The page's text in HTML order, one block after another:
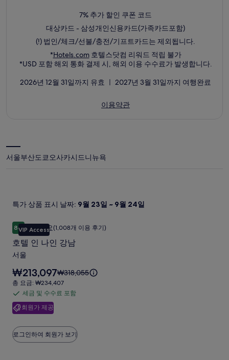
7% 추가 할인 쿠폰 코드
대상카드 - 삼성개인신용카드(가족카드포함)
(!) 법인/체크/선불/충전/기프트카드는 제외됩니다.
*Hotels.com새
창
서
호텔스닷컴 리워드 적립 불가
*USD 포함 해외 통화 결제 시, 해외 이용 수수료가 발생합니다.
2026년 12월 31일까지 유효 ㅣ 2027년 3월 31일까지 여행완료
이용약관새
서울부산도쿄 오사카시드니뉴욕
특가 상품 표시 날짜: 9월 23일 ~ 9월 24일
호
텔
인
나
인
강
남
사
진
갤
VIP Access
8.610점 만점 중 8.6점, 훌륭해요, (1,008개 이용 후기)
훌륭해요(1,008개 이용 후기)
호텔 인 나인 강남
서울
회원가 제공
요
금
은
₩213,097
입
니
다.
₩213,097요
금
은
표
준
요
₩318,055
총
요
금:
₩234,407
총 요금: ₩234,407
세
금
수
수
세금 및 수수료 포함
호텔 인 나인 강남
로그인하여 회원가 보기